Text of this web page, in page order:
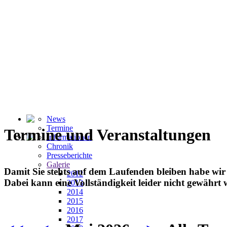
News
Termine
Informationen
Chronik
Presseberichte
Galerie
2012
2013
2014
2015
2016
2017
Termine und Veranstaltungen
Damit Sie stehts auf dem Laufenden bleiben habe
Dabei kann eine Vollständigkeit leider nicht gewährt